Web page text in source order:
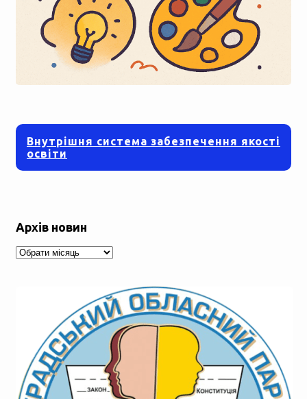
Внутрішня система забезпечення якості
освіти
Архів новин
Архів
новин